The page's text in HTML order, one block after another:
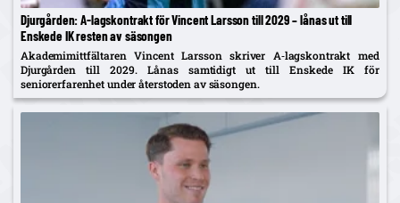
Djurgården: A‑lagskontrakt för Vincent Larsson till 2029 – lånas ut till
Enskede IK resten av säsongen
Akademimittfältaren Vincent Larsson skriver A‑lagskontrakt med
Djurgården till 2029. Lånas samtidigt ut till Enskede IK för
seniorerfarenhet under återstoden av säsongen.